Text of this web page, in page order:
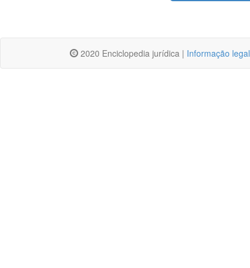
2020 Enciclopedia jurídica | Informação legal